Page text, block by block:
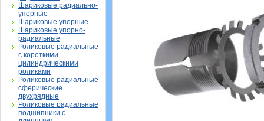
Шариковые радиально-
упорные
Шариковые упорные
Шариковые упорно-
радиальные
Роликовые радиальные
с короткими
цилиндрическими
роликами
Роликовые радиальные
сферические
двухрядные
Роликовые радиальные
подшипники с